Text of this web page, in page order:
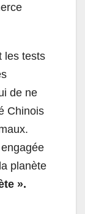
les tests
de ne
Chinois
planète
».